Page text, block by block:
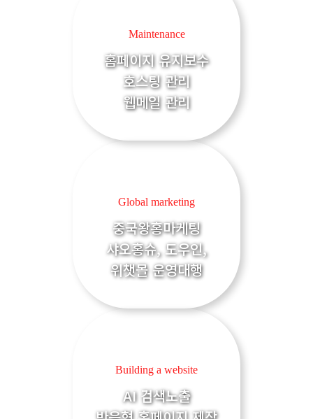
Maintenance
홈페이지 유지보수
호스팅 관리
웹메일 관리
Global marketing
중국왕홍마케팅
샤오홍슈, 도우인,
위챗몰 운영대행
Building a website
AI 검색노출